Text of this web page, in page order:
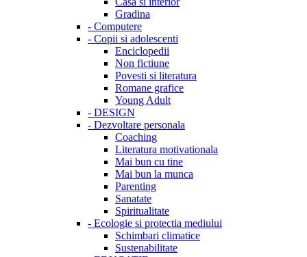
Gradina
- Computere
- Copii si adolescenti
Enciclopedii
Non fictiune
Povesti si literatura
Romane grafice
Young Adult
- DESIGN
- Dezvoltare personala
Coaching
Literatura motivationala
Mai bun cu tine
Mai bun la munca
Parenting
Sanatate
Spiritualitate
- Ecologie si protectia mediului
Schimbari climatice
Sustenabilitate